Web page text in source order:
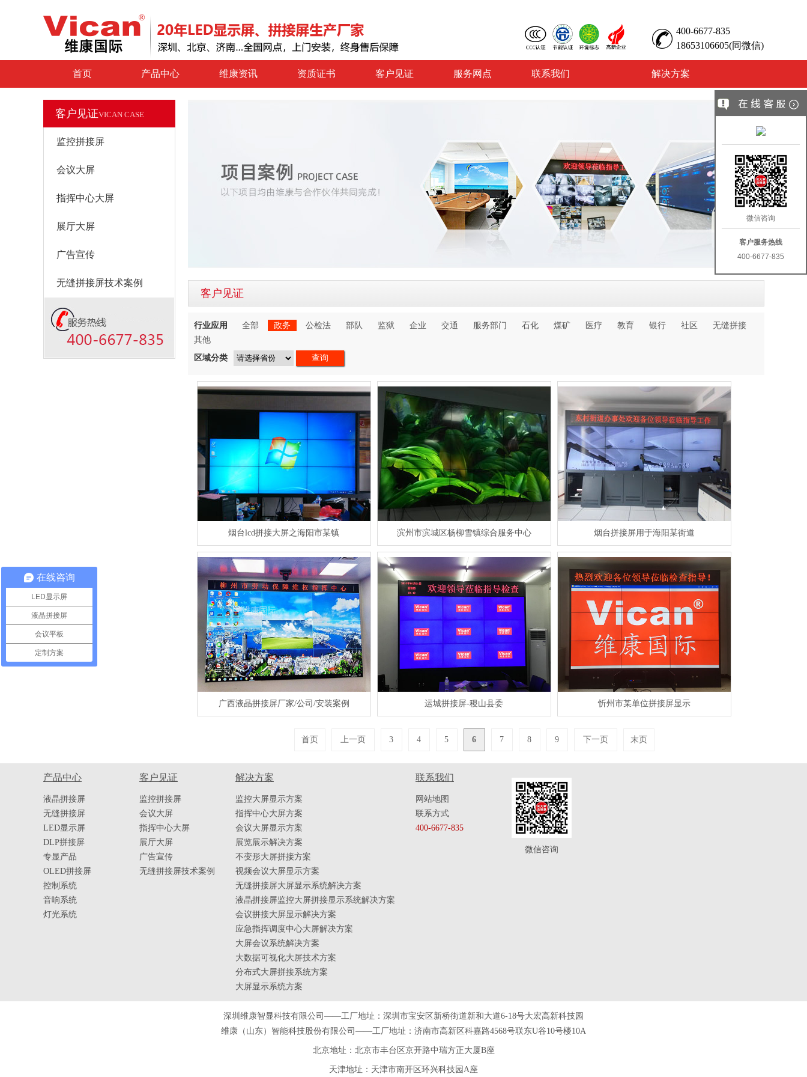
400-6677-835
18653106605(同微信)
首页 产品中心 维康资讯 资质证书 客户见证 服务网点 联系我们 解决方案
客户见证VICAN CASE
监控拼接屏
会议大屏
指挥中心大屏
展厅大屏
广告宣传
无缝拼接屏技术案例
客户见证
行业应用 全部 政务 公检法 部队 监狱 企业 交通 服务部门 石化 煤矿 医疗 教育 银行 社区
无缝拼接
其他
区域分类
烟台lcd拼接大屏之海阳市某镇 滨州市滨城区杨柳雪镇综合服务中心 烟台拼接屏用于海阳某街道
广西液晶拼接屏厂家/公司/安装案例 运城拼接屏-稷山县委 忻州市某单位拼接屏显示
首页 上一页 3 4 5 6 7 8 9 下一页 末页
产品中心
液晶拼接屏
无缝拼接屏
LED显示屏
DLP拼接屏
专显产品
OLED拼接屏
控制系统
音响系统
灯光系统
客户见证
监控拼接屏
会议大屏
指挥中心大屏
展厅大屏
广告宣传
无缝拼接屏技术案例
解决方案
监控大屏显示方案
指挥中心大屏方案
会议大屏显示方案
展览展示解决方案
不变形大屏拼接方案
视频会议大屏显示方案
无缝拼接屏大屏显示系统解决方案
液晶拼接屏监控大屏拼接显示系统解决方案
会议拼接大屏显示解决方案
应急指挥调度中心大屏解决方案
大屏会议系统解决方案
大数据可视化大屏技术方案
分布式大屏拼接系统方案
大屏显示系统方案
联系我们
网站地图
联系方式
400-6677-835
微信咨询
深圳维康智显科技有限公司——工厂地址：深圳市宝安区新桥街道新和大道6-18号大宏高新科技园
维康（山东）智能科技股份有限公司——工厂地址：济南市高新区科嘉路4568号联东U谷10号楼10A
北京地址：北京市丰台区京开路中瑞方正大厦B座
天津地址 ：天津市南开区环兴科技园A座
微信咨询
客户服务热线
400-6677-835
在线咨询
LED显示屏
液晶拼接屏
会议平板
定制方案